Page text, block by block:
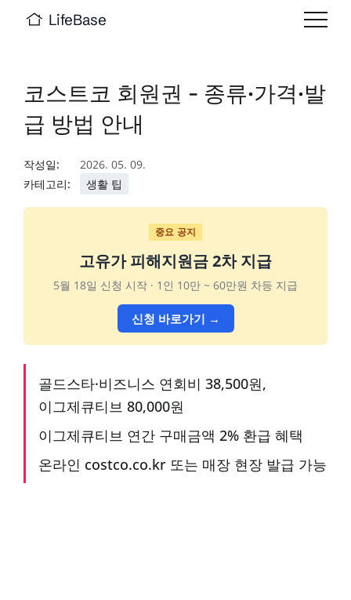
LifeBase
코스트코 회원권 - 종류·가격·발
급 방법 안내
작성일:
2026. 05. 09.
카테고리:
생활 팁
중요 공지
고유가 피해지원금 2차 지급
5월 18일 신청 시작 · 1인 10만 ~ 60만원 차등 지급
신청 바로가기 →
골드스타·비즈니스 연회비 38,500원,
이그제큐티브 80,000원
이그제큐티브 연간 구매금액 2% 환급 혜택
온라인 costco.co.kr 또는 매장 현장 발급 가능